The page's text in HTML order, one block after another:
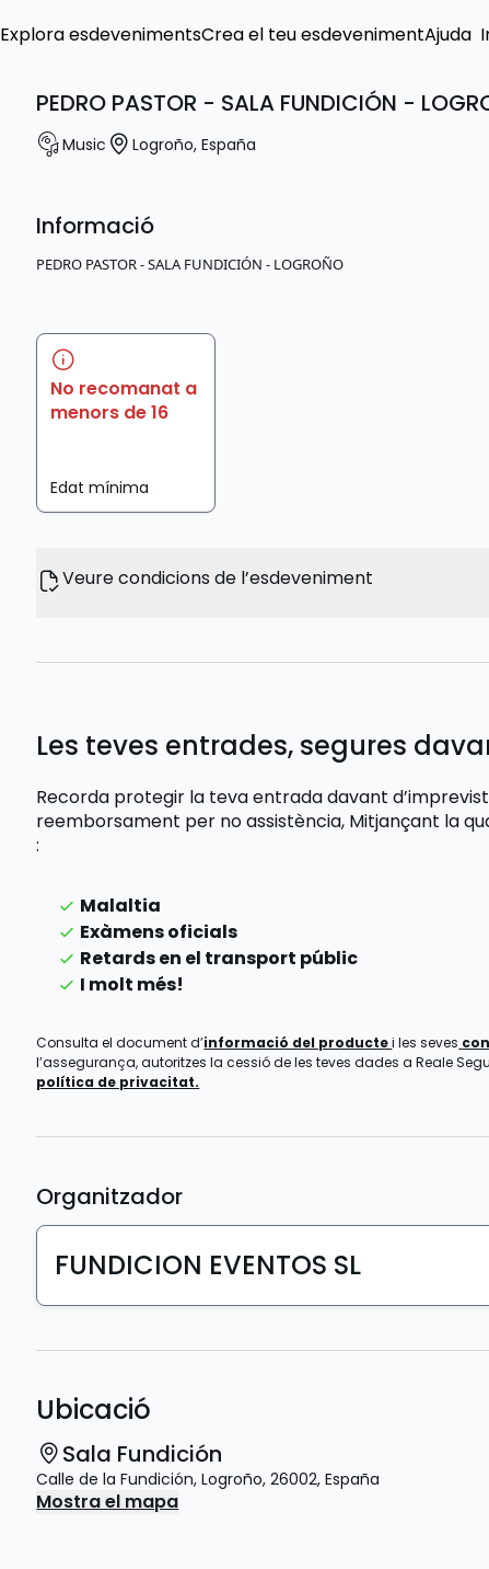
Explora esdevenimentsCrea el teu esdevenimentAjuda
PEDRO PASTOR - SALA FUNDICIÓN -
Music Logroño, España
Informació
PEDRO PASTOR - SALA FUNDICIÓN - LOGROÑO
No recomanat a
menors de 16
Edat mínima
Veure condicions de l’esdeveniment
Les teves entrades, segures
Recorda protegir la teva entrada davant
reemborsament per no assistència, Mitjançant la
:
Malaltia
Exàmens oficials
Retards en el transport públic
I molt més!
Consulta el document d’informació del productei les seves
l’assegurança, autoritzes la cessió de les teves dades a Reale
política de privacitat.
Organitzador
FUNDICION EVENTOS SL
Ubicació
Sala Fundición
Calle de la Fundición, Logroño, 26002, España
Mostra el mapa